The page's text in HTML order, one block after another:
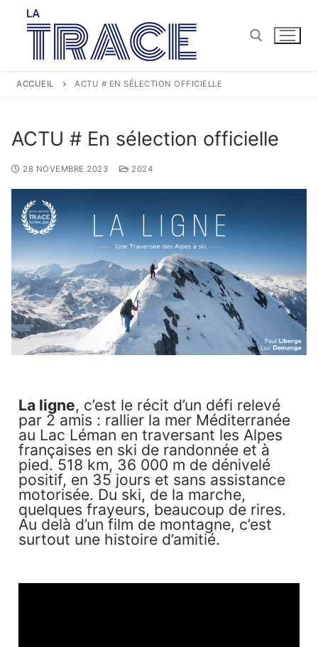
ACCUEIL ACTU # EN SÉLECTION OFFICIELLE
ACTU # En sélection officielle
28 NOVEMBRE 2023 2024
La ligne, c’est le récit d’un défi relevé
par 2 amis : rallier la mer Méditerranée
au Lac Léman en traversant les Alpes
françaises en ski de randonnée et à
pied. 518 km, 36 000 m de dénivelé
positif, en 35 jours et sans assistance
motorisée. Du ski, de la marche,
quelques frayeurs, beaucoup de rires.
Au delà d’un film de montagne, c’est
surtout une histoire d’amitié.